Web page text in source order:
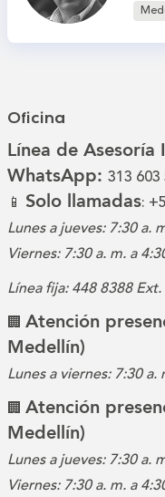
Oficina
Línea de Asesoría
WhatsApp: 313 603
📱 Solo llamadas:
Lunes a jueves: 7:30 a.
Viernes: 7:30 a. m. a
Línea fija: 448 8388
🏢 Atención
Medellín)
Lunes a viernes: 7:30
🏢 Atención
Medellín)
Lunes a jueves: 7:30 a.
Viernes: 7:30 a. m. a